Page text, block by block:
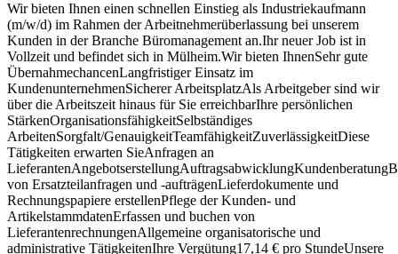
Wir bieten Ihnen einen schnellen Einstieg als Industriekaufmann
(m/w/d) im Rahmen der Arbeitnehmerüberlassung bei unserem
Kunden in der Branche Büromanagement an.Ihr neuer Job ist in
Vollzeit und befindet sich in Mülheim.Wir bieten IhnenSehr gute
ÜbernahmechancenLangfristiger Einsatz im
KundenunternehmenSicherer ArbeitsplatzAls Arbeitgeber sind wir
über die Arbeitszeit hinaus für Sie erreichbarIhre persönlichen
StärkenOrganisationsfähigkeitSelbständiges
ArbeitenSorgfalt/GenauigkeitTeamfähigkeitZuverlässigkeitDiese
Tätigkeiten erwarten SieAnfragen an
von Ersatzteilanfragen und -aufträgenLieferdokumente und
Rechnungspapiere erstellenPflege der Kunden- und
ArtikelstammdatenErfassen und buchen von
LieferantenrechnungenAllgemeine organisatorische und
administrative TätigkeitenIhre Vergütung17,14 € pro StundeUnsere